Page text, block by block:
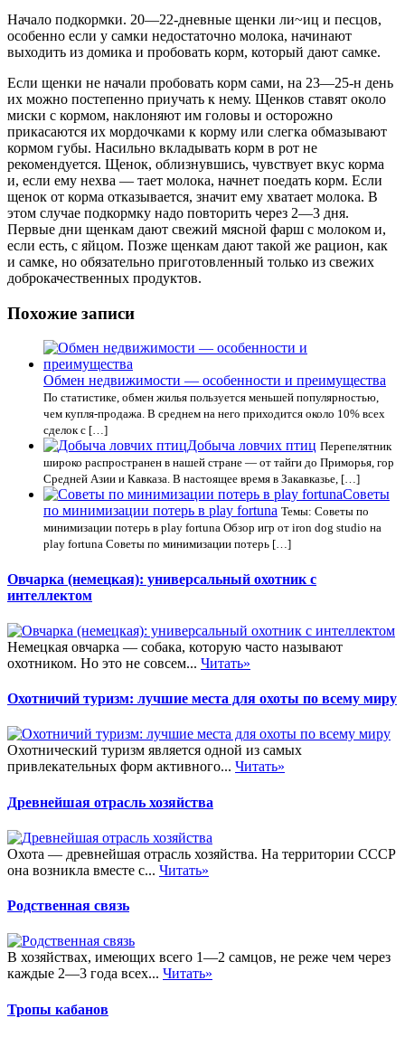
Начало подкормки. 20—22-дневные щенки ли~иц и песцов,
особенно если у самки недостаточно молока, начинают
выходить из домика и пробовать корм, который дают самке.
Если щенки не начали пробовать корм сами, на 23—25-н день
их можно постепенно приучать к нему. Щенков ставят около
миски с кормом, наклоняют им головы и осторожно
прикасаются их мордочками к корму или слегка обмазывают
кормом губы. Насильно вкладывать корм в рот не
рекомендуется. Щенок, облизнувшись, чувствует вкус корма
и, если ему нехва — тает молока, начнет поедать корм. Если
щенок от корма отказывается, значит ему хватает молока. В
этом случае подкормку надо повторить через 2—3 дня.
Первые дни щенкам дают свежий мясной фарш с молоком и,
если есть, с яйцом. Позже щенкам дают такой же рацион, как
и самке, но обязательно приготовленный только из свежих
доброкачественных продуктов.
Похожие записи
Обмен недвижимости — особенности и преимущества
По статистике, обмен жилья пользуется меньшей популярностью,
чем купля-продажа. В среднем на него приходится около 10% всех
сделок с […]
Добыча ловчих птиц Перепелятник
широко распространен в нашей стране — от тайги до Приморья, гор
Средней Азии и Кавказа. В настоящее время в Закавказье, […]
Советы
по минимизации потерь в play fortuna Темы: Советы по
минимизации потерь в play fortuna Обзор игр от iron dog studio на
play fortuna Советы по минимизации потерь […]
Овчарка (немецкая): универсальный охотник с
интеллектом
Немецкая овчарка — собака, которую часто называют
охотником. Но это не совсем... Читать»
Охотничий туризм: лучшие места для охоты по всему миру
Охотнический туризм является одной из самых
привлекательных форм активного... Читать»
Древнейшая отрасль хозяйства
Охота — древнейшая отрасль хозяйства. На территории СССР
она возникла вместе с... Читать»
Родственная связь
В хозяйствах, имеющих всего 1—2 самцов, не реже чем через
каждые 2—3 года всех... Читать»
Тропы кабанов